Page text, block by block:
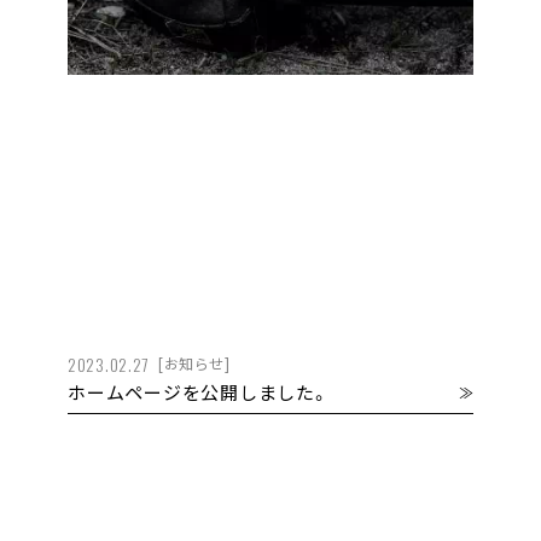
2023.02.27 [お知らせ]
ホームページを公開しました。